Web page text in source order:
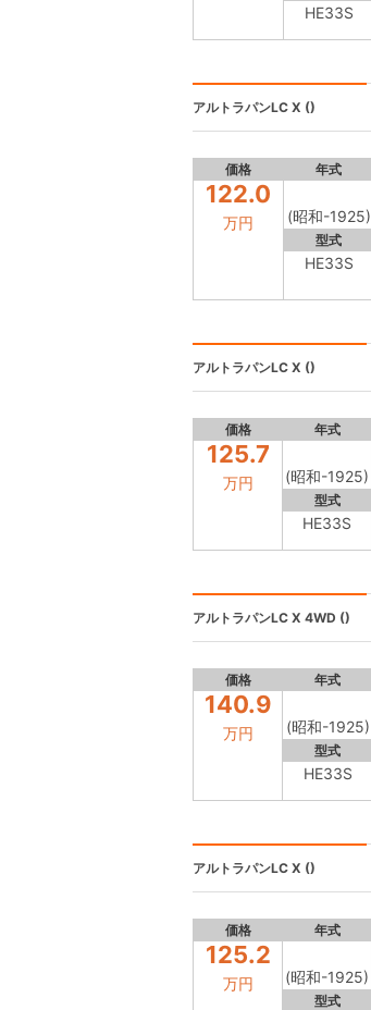
HE33S
アルトラパンLC X ()
価格 年式
122.0
万円 (昭和-1925)
型式
HE33S
アルトラパンLC X ()
価格 年式
125.7
万円 (昭和-1925)
型式
HE33S
アルトラパンLC X 4WD ()
価格 年式
140.9
万円 (昭和-1925)
型式
HE33S
アルトラパンLC X ()
価格 年式
125.2
万円 (昭和-1925)
型式